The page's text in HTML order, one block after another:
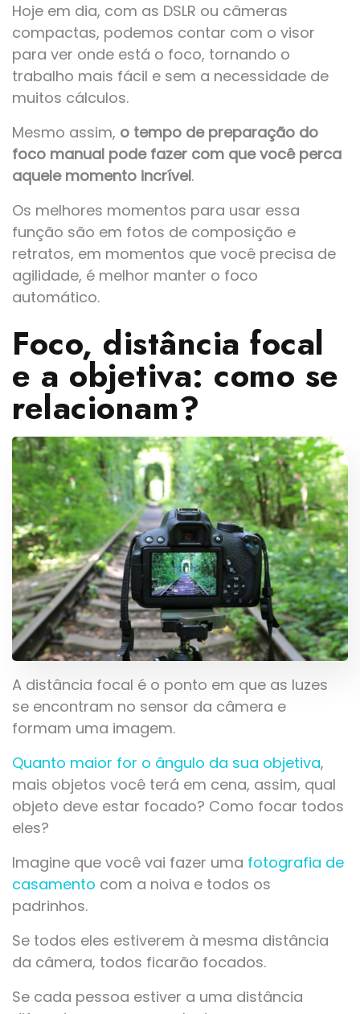
Hoje em dia, com as DSLR ou câmeras
compactas, podemos contar com o visor
para ver onde está o foco, tornando o
trabalho mais fácil e sem a necessidade de
muitos cálculos.
Mesmo assim, o tempo de preparação do
foco manual pode fazer com que você perca
aquele momento incrível.
Os melhores momentos para usar essa
função são em fotos de composição e
retratos, em momentos que você precisa de
agilidade, é melhor manter o foco
automático.
Foco, distância focal
e a objetiva: como se
relacionam?
A distância focal é o ponto em que as luzes
se encontram no sensor da câmera e
formam uma imagem.
Quanto maior for o ângulo da sua objetiva,
mais objetos você terá em cena, assim, qual
objeto deve estar focado? Como focar todos
eles?
Imagine que você vai fazer uma fotografia de
casamento com a noiva e todos os
padrinhos.
Se todos eles estiverem à mesma distância
da câmera, todos ficarão focados.
Se cada pessoa estiver a uma distância